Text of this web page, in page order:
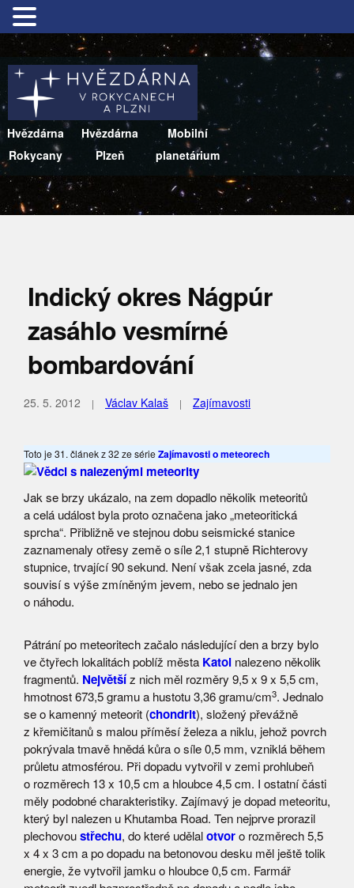
Hvězdárna
Rokycany
Hvězdárna
Plzeň
Mobilní
planetárium
Indický okres Nágpúr
zasáhlo vesmírné
bombardování
25. 5. 2012 Václav Kalaš Zajímavosti
Toto je 31. článek z 32 ze sérieZajímavosti o meteorech
Jak se brzy ukázalo, na zem dopadlo několik meteoritů
a celá událost byla proto označena jako „meteoritická
sprcha“. Přibližně ve stejnou dobu seismické stanice
zaznamenaly otřesy země o síle 2,1 stupně Richterovy
stupnice, trvající 90 sekund. Není však zcela jasné, zda
souvisí s výše zmíněným jevem, nebo se jednalo jen
o náhodu.
Pátrání po meteoritech začalo následující den a brzy bylo
ve čtyřech lokalitách poblíž města Katol nalezeno několik
fragmentů. Největšíz nich měl rozměry 9,5 x 9 x 5,5 cm,
hmotnost 673,5 gramu a hustotu 3,36 gramu/cm3. Jednalo
se o kamenný meteorit (chondrit), složený převážně
z křemičitanů s malou příměsí železa a niklu, jehož povrch
pokrývala tmavě hnědá kůra o síle 0,5 mm, vzniklá během
průletu atmosférou. Při dopadu vytvořil v zemi prohlubeň
o rozměrech 13 x 10,5 cm a hloubce 4,5 cm. I ostatní části
měly podobné charakteristiky. Zajímavý je dopad meteoritu,
který byl nalezen u Khutamba Road. Ten nejprve prorazil
plechovoustřechu, do které udělalotvoro rozměrech 5,5
x 4 x 3 cm a po dopadu na betonovou desku měl ještě tolik
energie, že vytvořil jamku o hloubce 0,5 cm. Farmář